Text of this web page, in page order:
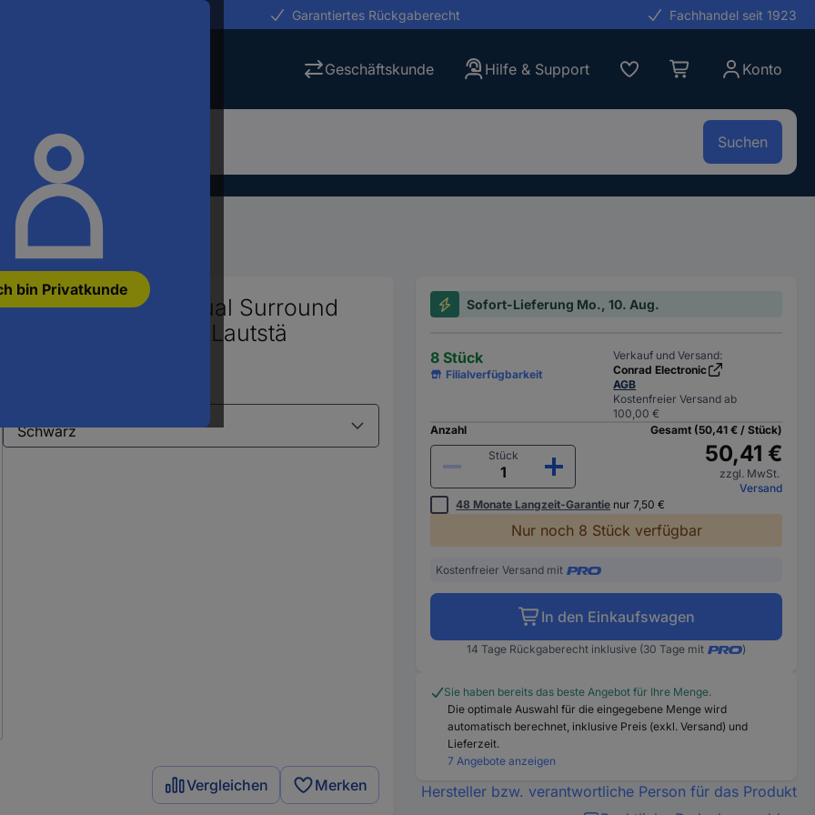
bin Privatkunde
Garantiertes Rückgaberecht Fachhandel seit 1923
Geschäftskunde Hilfe & Support Konto
Suchen
Bluetooth® Virtual Surround
Stummschaltung, Lautstä
Vergleichen Merken
Sofort-Lieferung Mo., 10. Aug.
8 Stück
Filialverfügbarkeit
Verkauf und Versand:
Conrad Electronic
AGB
Kostenfreier Versand ab
100,00 €
Anzahl
Stück
Gesamt (50,41 € / Stück)
50,41 €
zzgl. MwSt.
Versand
48 Monate Langzeit-Garantie nur 7,50 €
Nur noch 8 Stück verfügbar
Kostenfreier Versand mit
In den Einkaufswagen
14 Tage Rückgaberecht inklusive (30 Tage mit )
Sie haben bereits das beste Angebot für Ihre Menge.
Die optimale Auswahl für die eingegebene Menge wird
automatisch berechnet, inklusive Preis (exkl. Versand) und
Lieferzeit.
7 Angebote anzeigen
Hersteller bzw. verantwortliche Person für das Produkt